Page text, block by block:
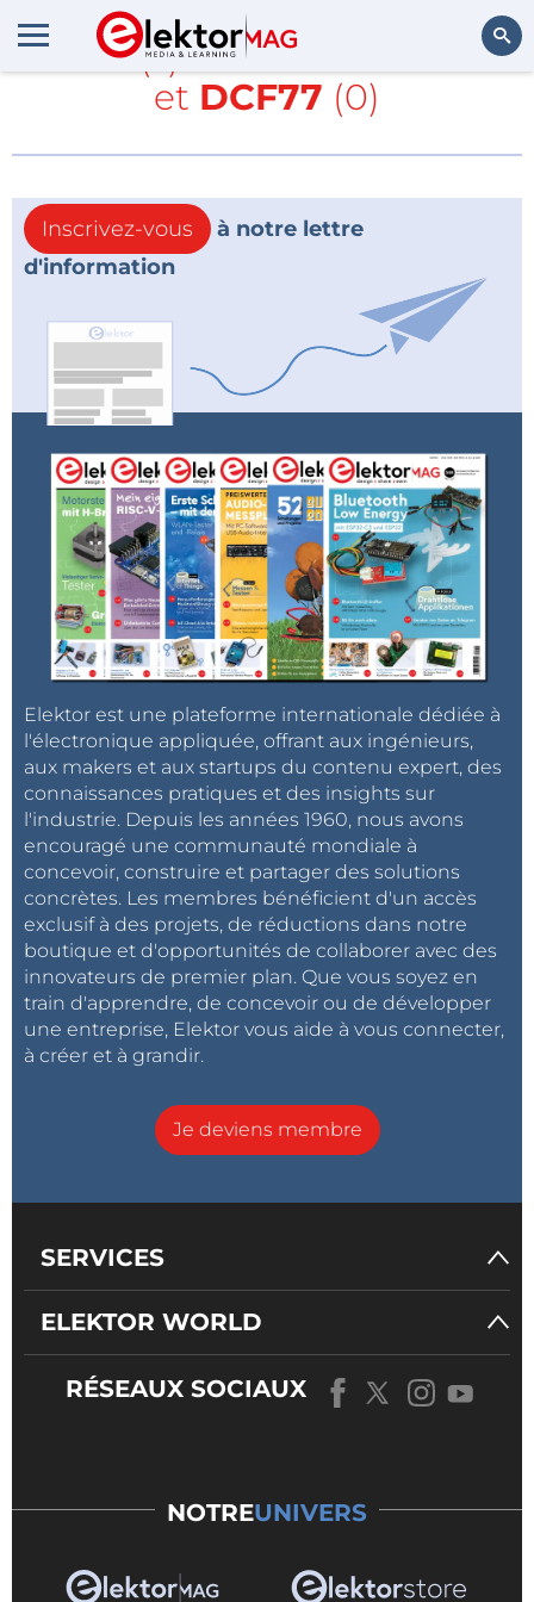
Article(s) avec la balise
SDR
et DCF77 (0)
Inscrivez-vous
à notre lettre
d'information
Elektor est une plateforme internationale dédiée à
l'électronique appliquée, offrant aux ingénieurs,
aux makers et aux startups du contenu expert, des
connaissances pratiques et des insights sur
l'industrie. Depuis les années 1960, nous avons
encouragé une communauté mondiale à
concevoir, construire et partager des solutions
concrètes. Les membres bénéficient d'un accès
exclusif à des projets, de réductions dans notre
boutique et d'opportunités de collaborer avec des
innovateurs de premier plan. Que vous soyez en
train d'apprendre, de concevoir ou de développer
une entreprise, Elektor vous aide à vous connecter,
à créer et à grandir.
Je deviens membre
SERVICES
ELEKTOR WORLD
RÉSEAUX SOCIAUX
NOTREUNIVERS